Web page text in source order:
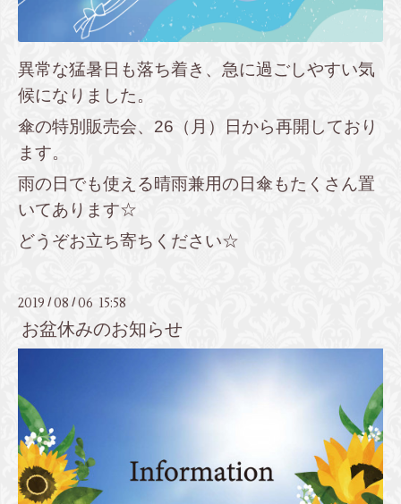
異常な猛暑日も落ち着き、急に過ごしやすい気
候になりました。
傘の特別販売会、26（月）日から再開しており
ます。
雨の日でも使える晴雨兼用の日傘もたくさん置
いてあります☆
どうぞお立ち寄ちください☆
2019 /08 /06 15:58
お盆休みのお知らせ